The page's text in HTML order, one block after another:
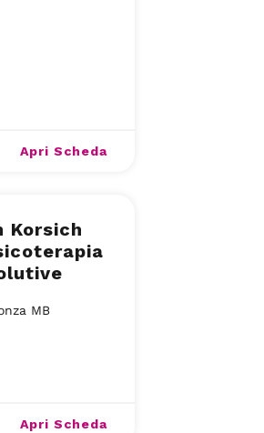
Apri Scheda
Korsich
MB
Apri Scheda